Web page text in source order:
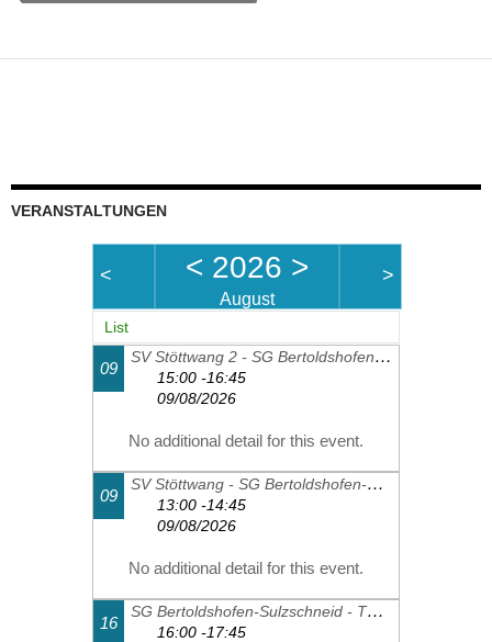
VERANSTALTUNGEN
< < 2026 >
August
>
List
09
SV Stöttwang 2 - SG Bertoldshofen-Sulzschneid 2
15:00 -16:45
09/08/2026
No additional detail for this event.
09
SV Stöttwang - SG Bertoldshofen-Sulzschneid 1
13:00 -14:45
09/08/2026
No additional detail for this event.
16
SG Bertoldshofen-Sulzschneid - TSV Schwangau 2
16:00 -17:45